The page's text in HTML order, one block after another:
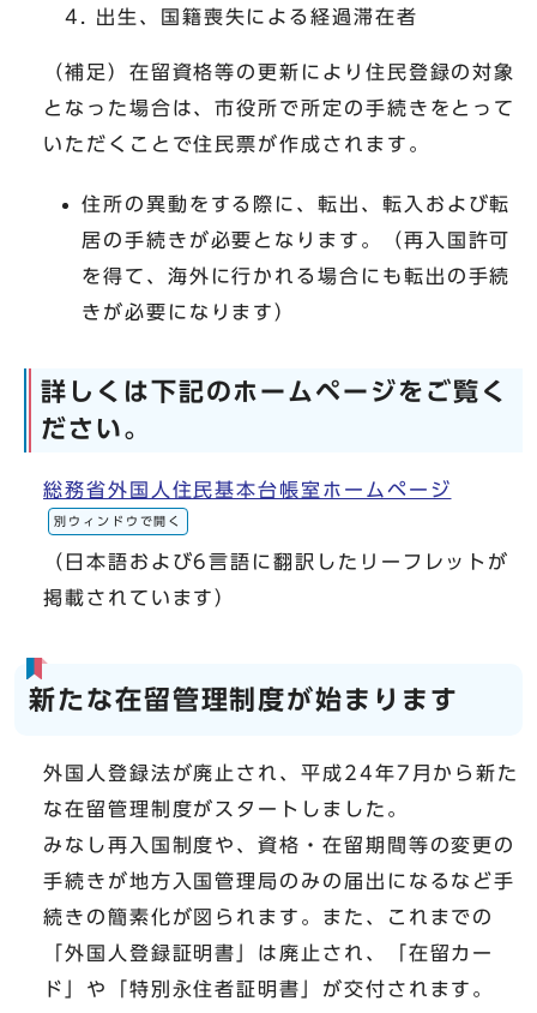
出生、国籍喪失による経過滞在者
（補足）在留資格等の更新により住民登録の対象
となった場合は、市役所で所定の手続きをとって
いただくことで住民票が作成されます。
住所の異動をする際に、転出、転入および転
居の手続きが必要となります。（再入国許可
を得て、海外に行かれる場合にも転出の手続
きが必要になります）
詳しくは下記のホームページをご覧く
ださい。
総務省外国人住民基本台帳室ホームページ
別ウィンドウで開く
（日本語および6言語に翻訳したリーフレットが
掲載されています）
新たな在留管理制度が始まります
外国人登録法が廃止され、平成24年7月から新た
な在留管理制度がスタートしました。
みなし再入国制度や、資格・在留期間等の変更の
手続きが地方入国管理局のみの届出になるなど手
続きの簡素化が図られます。また、これまでの
「外国人登録証明書」は廃止され、「在留カー
ド」や「特別永住者証明書」が交付されます。